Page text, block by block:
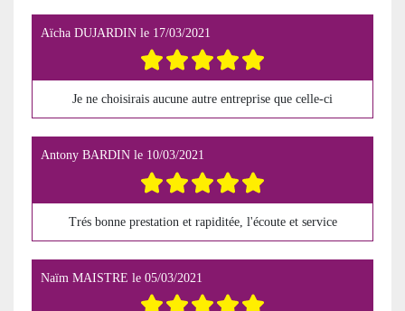
Aïcha DUJARDIN le 17/03/2021
Je ne choisirais aucune autre entreprise que celle-ci
Antony BARDIN le 10/03/2021
Trés bonne prestation et rapiditée, l'écoute et service
Naïm MAISTRE le 05/03/2021